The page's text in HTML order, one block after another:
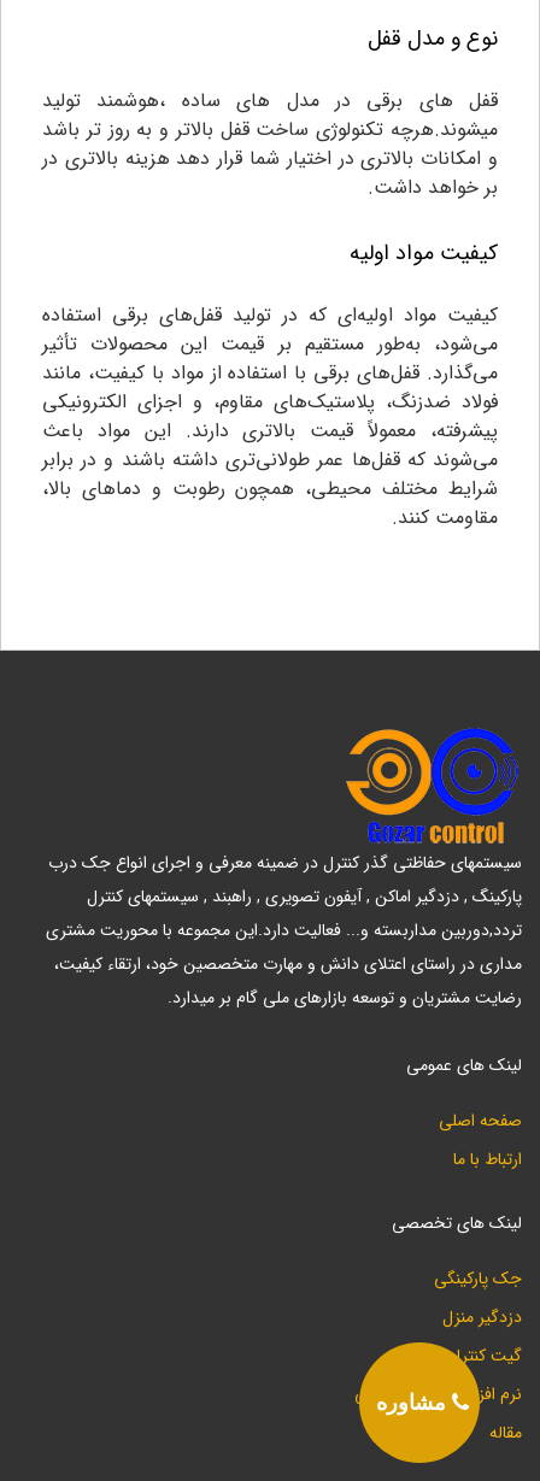
نوع و مدل قفل
قفل های برقی در مدل های ساده ،هوشمند تولید
میشوند.هرچه تکنولوژی ساخت قفل بالاتر و به روز تر باشد
و امکانات بالاتری در اختیار شما قرار دهد هزینه بالاتری در
بر خواهد داشت.
کیفیت مواد اولیه
کیفیت مواد اولیه‌ای که در تولید قفل‌های برقی استفاده
می‌شود، به‌طور مستقیم بر قیمت این محصولات تأثیر
می‌گذارد. قفل‌های برقی با استفاده از مواد با کیفیت، مانند
فولاد ضدزنگ، پلاستیک‌های مقاوم، و اجزای الکترونیکی
پیشرفته، معمولاً قیمت بالاتری دارند. این مواد باعث
می‌شوند که قفل‌ها عمر طولانی‌تری داشته باشند و در برابر
شرایط مختلف محیطی، همچون رطوبت و دماهای بالا،
مقاومت کنند.
سیستمهای حفاظتی گذر کنترل در ضمینه معرفی و اجرای انواع جک درب
پارکینگ , دزدگیر اماکن , آیفون تصویری , راهبند , سیستمهای کنترل
تردد,دوربین مداربسته و... فعالیت دارد.این مجموعه با محوریت مشتری
مداری در راستای اعتلای دانش و مهارت متخصصین خود، ارتقاء کیفیت،
رضایت مشتریان و توسعه بازارهای ملی گام بر میدارد.
لینک های عمومی
صفحه اصلی
ارتباط با ما
لینک های تخصصی
جک پارکینگی
دزدگیر منزل
گیت کنترل تردد
نرم افزار موتور کرکره برقی
مقاله
مشاوره